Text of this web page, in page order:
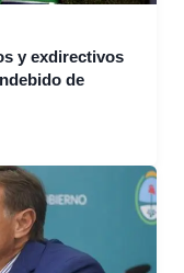
y exdirectivos
de